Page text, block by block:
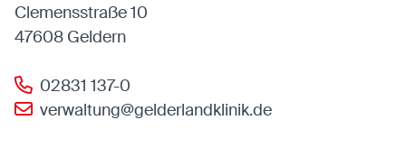
Clemensstraße 10
47608 Geldern
02831 137-0
verwaltung@gelderlandklinik.de